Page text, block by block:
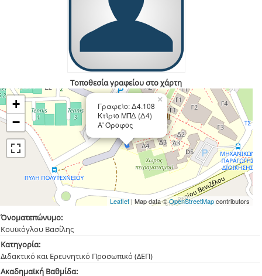
Τοποθεσία γραφείου στο χάρτη
Γραφείο: Δ4.108
Κτίριο ΜΠΔ (Δ4)
Α' Όροφος
×
+
−
Leaflet| Map data ©OpenStreetMapcontributors
Όνοματεπώνυμο:
Κουϊκόγλου Βασίλης
Κατηγορία:
Διδακτικό και Ερευνητικό Προσωπικό (ΔΕΠ)
Ακαδημαϊκή Βαθμίδα: